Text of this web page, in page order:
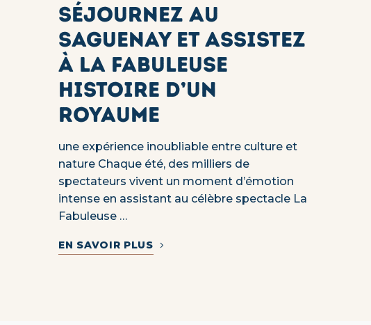
Séjournez au
Saguenay et assistez
à la Fabuleuse
Histoire d’un
Royaume
une expérience inoubliable entre culture et
nature Chaque été, des milliers de
spectateurs vivent un moment d’émotion
intense en assistant au célèbre spectacle La
Fabuleuse …
EN SAVOIR PLUS